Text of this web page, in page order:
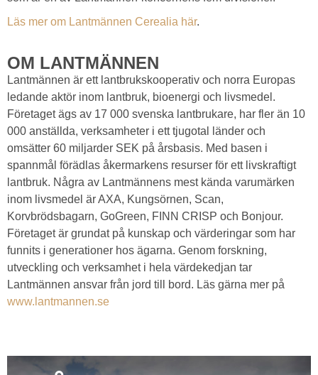
Läs mer om Lantmännen Cerealia här.
OM LANTMÄNNEN
Lantmännen är ett lantbrukskooperativ och norra Europas
ledande aktör inom lantbruk, bioenergi och livsmedel.
Företaget ägs av 17 000 svenska lantbrukare, har fler än 10
000 anställda, verksamheter i ett tjugotal länder och
omsätter 60 miljarder SEK på årsbasis. Med basen i
spannmål förädlas åkermarkens resurser för ett livskraftigt
lantbruk. Några av Lantmännens mest kända varumärken
inom livsmedel är AXA, Kungsörnen, Scan,
Korvbrödsbagarn, GoGreen, FINN CRISP och Bonjour.
Företaget är grundat på kunskap och värderingar som har
funnits i generationer hos ägarna. Genom forskning,
utveckling och verksamhet i hela värdekedjan tar
Lantmännen ansvar från jord till bord. Läs gärna mer på
www.lantmannen.se